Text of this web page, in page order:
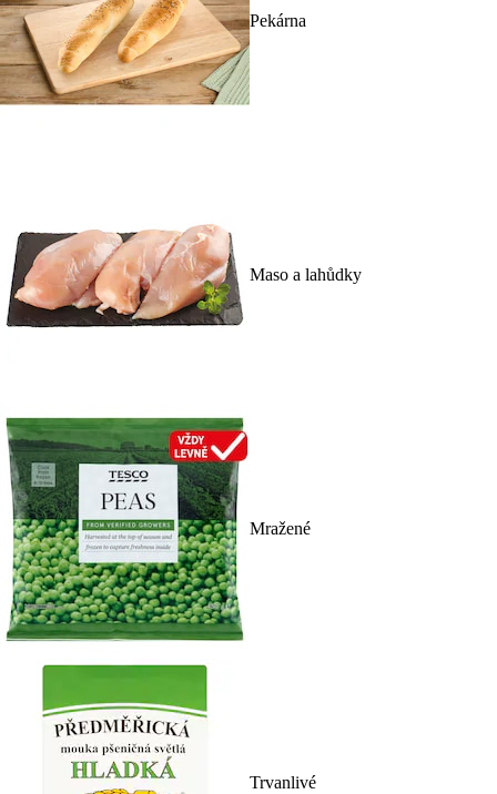
Pekárna
Maso a lahůdky
Mražené
Trvanlivé